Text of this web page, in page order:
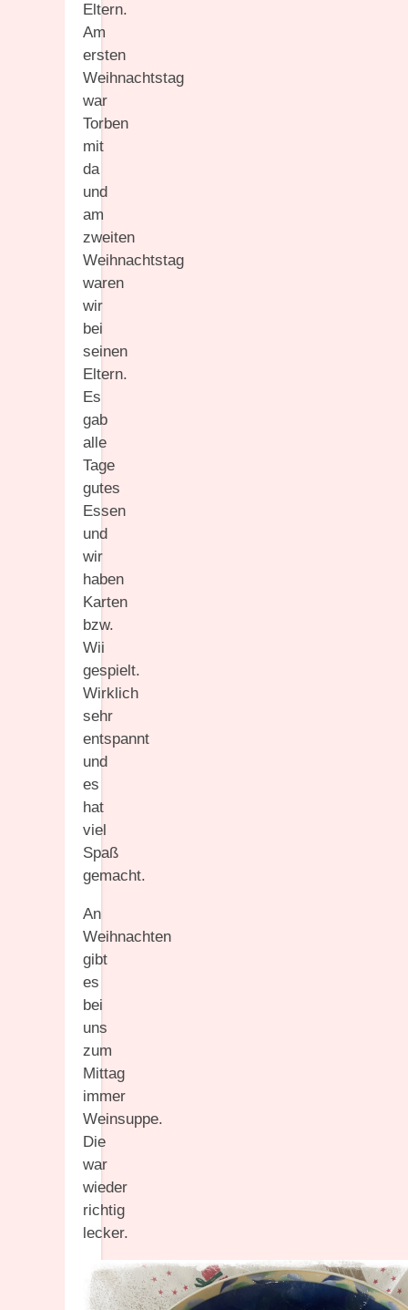
Eltern.
Am
ersten
Weihnachtstag
war
Torben
mit
da
und
am
zweiten
Weihnachtstag
waren
wir
bei
seinen
Eltern.
Es
gab
alle
Tage
gutes
Essen
und
wir
haben
Karten
bzw.
Wii
gespielt.
Wirklich
sehr
entspannt
und
es
hat
viel
Spaß
gemacht.
An
Weihnachten
gibt
es
bei
uns
zum
Mittag
immer
Weinsuppe.
Die
war
wieder
richtig
lecker.